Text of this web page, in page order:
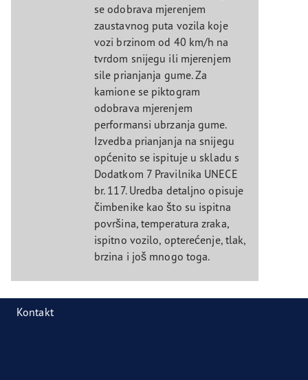
se odobrava mjerenjem
zaustavnog puta vozila koje
vozi brzinom od 40 km/h na
tvrdom snijegu ili mjerenjem
sile prianjanja gume. Za
kamione se piktogram
odobrava mjerenjem
performansi ubrzanja gume.
Izvedba prianjanja na snijegu
općenito se ispituje u skladu s
Dodatkom 7 Pravilnika UNECE
br. 117. Uredba detaljno opisuje
čimbenike kao što su ispitna
površina, temperatura zraka,
ispitno vozilo, opterećenje, tlak,
brzina i još mnogo toga.
Kontakt